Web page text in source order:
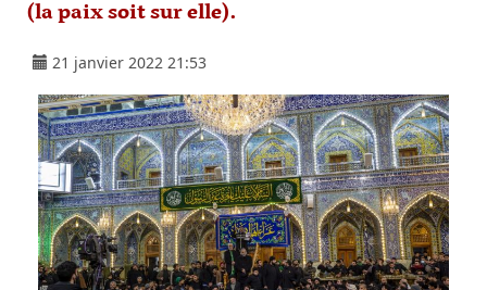
(la paix soit sur elle).
21 janvier 2022 21:53